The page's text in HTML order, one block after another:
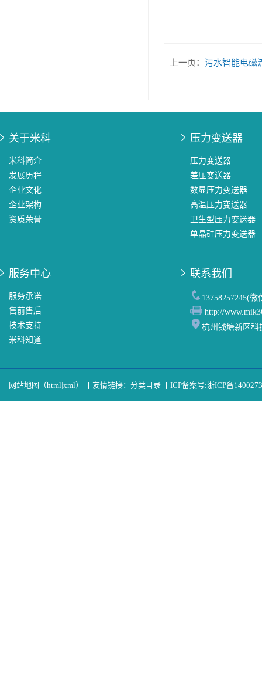
上一页： 污水智能电磁
关于米科
米科简介
发展历程
企业文化
企业架构
资质荣誉
压力变送器
压力变送器
差压变送器
数显压力变送器
高温压力变送器
卫生型压力变送器
单晶硅压力变送器
服务中心
服务承诺
售前售后
技术支持
米科知道
联系我们
13758257245(微
http://
杭州钱塘新区科
网站地图（html|xml） 友情链接： 分类目录 ICP备案号:浙ICP备